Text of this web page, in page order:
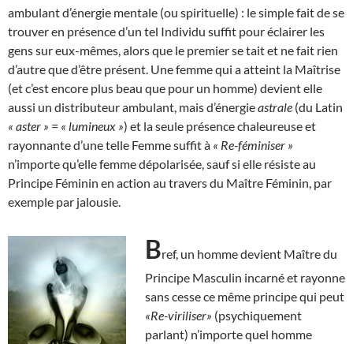
ambulant d’énergie mentale (ou spirituelle) : le simple fait de se
trouver en présence d’un tel Individu suffit pour éclairer les
gens sur eux-mêmes, alors que le premier se tait et ne fait rien
d’autre que d’être présent. Une femme qui a atteint la Maîtrise
(et c’est encore plus beau que pour un homme) devient elle
aussi un distributeur ambulant, mais d’énergieastrale (du Latin
« aster » = « lumineux ») et la seule présence chaleureuse et
rayonnante d’une telle Femme suffit à « Re-féminiser »
n’importe qu’elle femme dépolarisée, sauf si elle résiste au
Principe Féminin en action au travers du Maître Féminin, par
exemple par jalousie.
Bref, un homme devient Maître du
Principe Masculin incarné et rayonne
sans cesse ce même principe qui peut
«Re-viriliser» (psychiquement
parlant) n’importe quel homme